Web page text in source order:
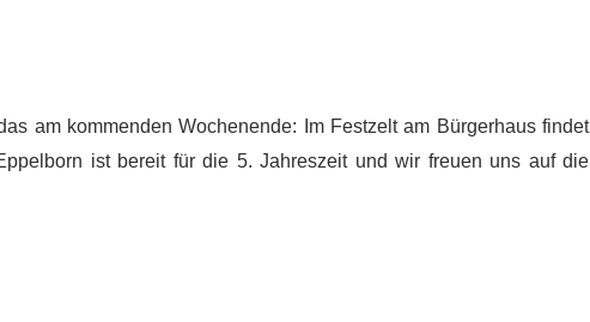
am kommenden Wochenende: Im Festzelt am Bürgerhaus findet
ist bereit für die 5. Jahreszeit und wir freuen uns auf die